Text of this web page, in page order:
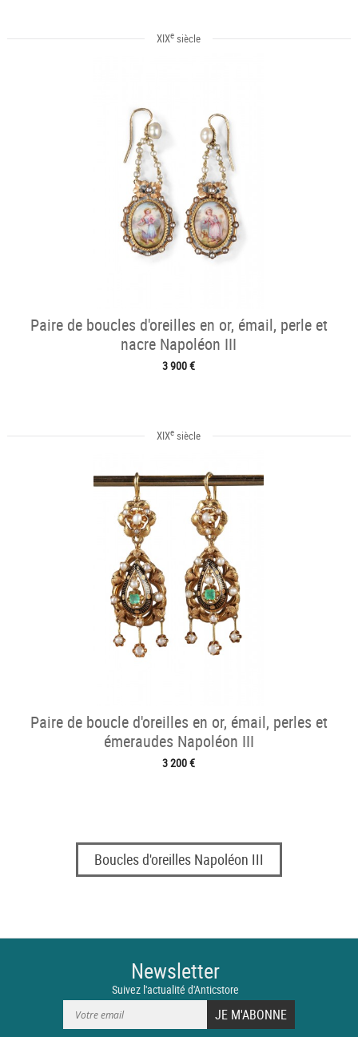
XIXe siècle
Paire de boucles d'oreilles en or, émail, perle et
nacre Napoléon III
3 900 €
XIXe siècle
Paire de boucle d'oreilles en or, émail, perles et
émeraudes Napoléon III
3 200 €
Boucles d'oreilles Napoléon III
Newsletter
Suivez l'actualité d'Anticstore